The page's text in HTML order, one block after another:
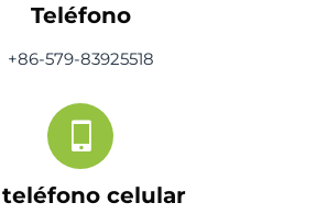
Teléfono
+86-579-83925518
teléfono celular